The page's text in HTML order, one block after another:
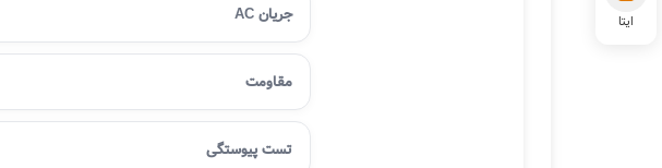
جریان AC
مقاومت
تست پیوستگی
ایتا